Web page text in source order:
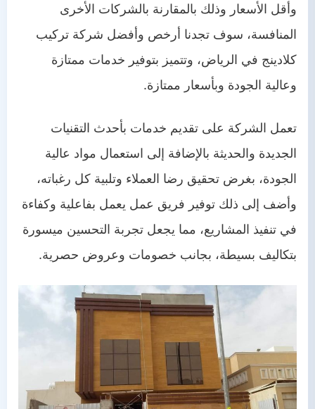
وأقل الأسعار وذلك بالمقارنة بالشركات الأخرى
المنافسة، سوف تجدنا أرخص وأفضل شركة تركيب
كلادينج في الرياض، وتتميز بتوفير خدمات ممتازة
وعالية الجودة وبأسعار ممتازة.
تعمل الشركة على تقديم خدمات بأحدث التقنيات
الجديدة والحديثة بالإضافة إلى استعمال مواد عالية
الجودة، بغرض تحقيق رضا العملاء وتلبية كل رغباته،
وأضف إلى ذلك توفير فريق عمل يعمل بفاعلية وكفاءة
في تنفيذ المشاريع، مما يجعل تجربة التحسين ميسورة
بتكاليف بسيطة، بجانب خصومات وعروض حصرية.